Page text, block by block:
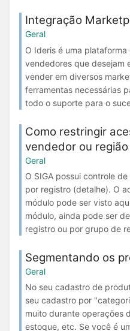
Integração
Geral
O Ideris é uma
vendedores que desejam
vender em diversos
ferramentas necessárias
todo o suporte para o
Como restringir
vendedor ou região
Geral
O SIGA possui controle
por registro (detalhe). O
módulo pode ser visto
módulo, ainda pode ser
registro ou por grupo de
Segmentando os
Geral
No seu cadastro de
seu cadastro por
muito durante operações
estoque, etc. Se você é